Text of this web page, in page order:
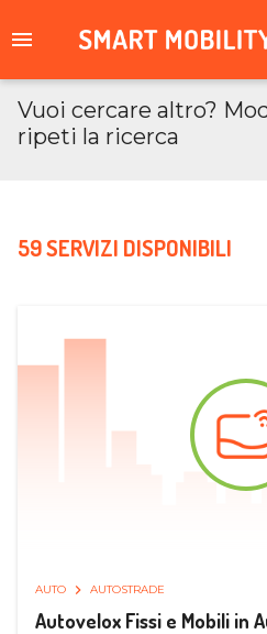
Vuoi cercare altro?
ripeti la ricerca
59 SERVIZI DISPONIBILI
AUTO AUTOSTRADE
Autovelox Fissi e Mobili in